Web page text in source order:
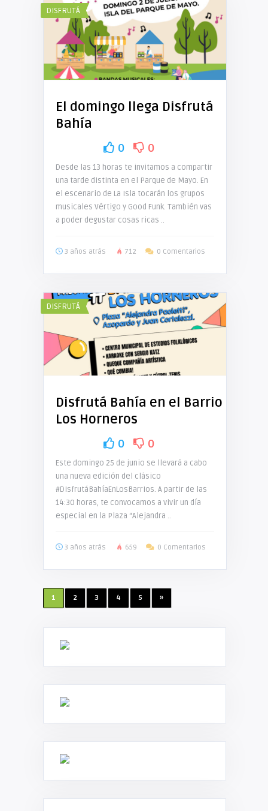
DISFRUTÁ
El domingo llega Disfrutá
Bahía
0 0
Desde las 13 horas te invitamos a compartir
una tarde distinta en el Parque de Mayo. En
el escenario de La Isla tocarán los grupos
musicales Vértigo y Good Funk. También vas
a poder degustar cosas ricas ..
3 años atrás 712 0 Comentarios
DISFRUTÁ
Disfrutá Bahía en el Barrio
Los Horneros
0 0
Este domingo 25 de junio se llevará a cabo
una nueva edición del clásico
#DisfrutáBahíaEnLosBarrios. A partir de las
14:30 horas, te convocamos a vivir un día
especial en la Plaza “Alejandra ..
3 años atrás 659 0 Comentarios
1 2 3 4 5 »